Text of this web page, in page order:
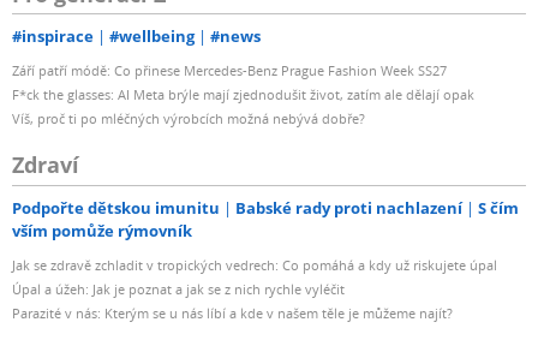
#inspirace #wellbeing #news
Září patří módě: Co přinese Mercedes-Benz Prague Fashion Week SS27
F*ck the glasses: AI Meta brýle mají zjednodušit život, zatím ale dělají opak
Víš, proč ti po mléčných výrobcích možná nebývá dobře?
Zdraví
Podpořte dětskou imunitu Babské rady proti nachlazení
S čím
vším pomůže rýmovník
Jak se zdravě zchladit v tropických vedrech: Co pomáhá a kdy už riskujete úpal
Úpal a úžeh: Jak je poznat a jak se z nich rychle vyléčit
Parazité v nás: Kterým se u nás líbí a kde v našem těle je můžeme najít?